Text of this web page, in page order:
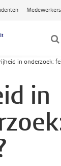
Medewerkers
in onderzoek:
in